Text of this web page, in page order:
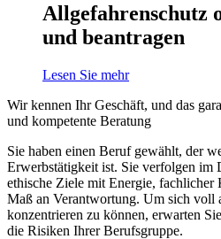
Allgefahrenschutz
und beantragen
Lesen Sie mehr
Wir kennen Ihr Geschäft, und das
und kompetente Beratung
Sie haben einen Beruf gewählt, der
Erwerbstätigkeit ist. Sie verfolgen im
ethische Ziele mit Energie, fachlicher
Maß an Verantwortung. Um sich voll
konzentrieren zu können, erwarten
die Risiken Ihrer Berufsgruppe.